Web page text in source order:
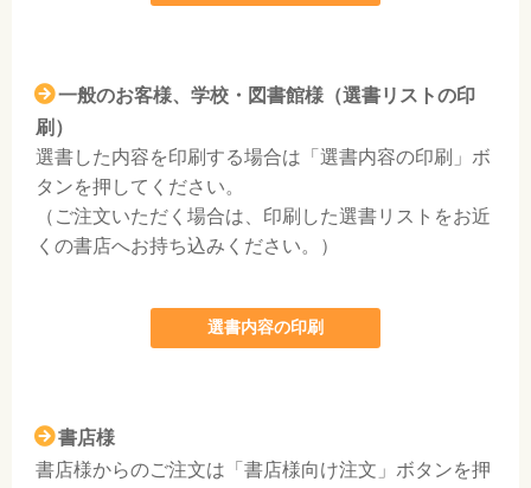
一般のお客様、学校・図書館様（選書リストの印
刷）
選書した内容を印刷する場合は「選書内容の印刷」ボ
タンを押してください。
（ご注文いただく場合は、印刷した選書リストをお近
くの書店へお持ち込みください。）
選書内容の印刷
書店様
書店様からのご注文は「書店様向け注文」ボタンを押